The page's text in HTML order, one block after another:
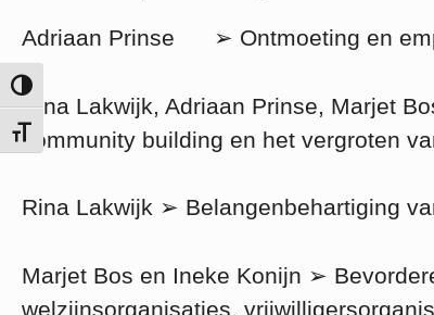
Keuze voor hoog contrast
Kies grootte van het lettertype
Adriaan Prinse ➢ Ontmoeting en
Rina Lakwijk, Adriaan Prinse, Marjet
community building en het vergroten
Rina Lakwijk ➢ Belangenbehartiging
Marjet Bos en Ineke Konijn ➢
welzijnsorganisaties,